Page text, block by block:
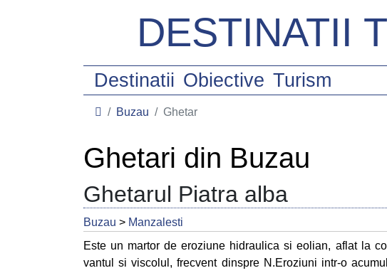
DESTINATII
Destinatii Obiective Turism
Buzau Ghetar
Ghetari din Buzau
Ghetarul Piatra alba
Buzau > Manzalesti
Este un martor de eroziune hidraulica si eolian, aflat la
vantul si viscolul, frecvent dinspre N.Eroziuni intr-o